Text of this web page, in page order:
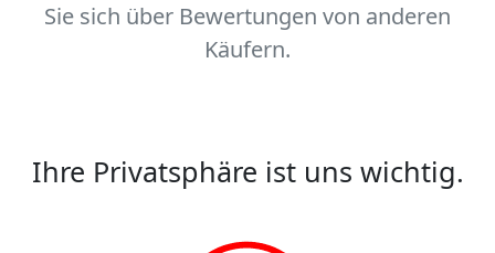
Sie sich über Bewertungen von anderen
Käufern.
Ihre Privatsphäre ist uns wichtig.